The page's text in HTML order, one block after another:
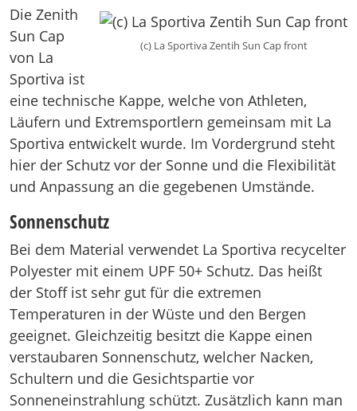
(c) La Sportiva Zentih Sun Cap front
Die Zenith
Sun Cap
von La
Sportiva ist
eine technische Kappe, welche von Athleten,
Läufern und Extremsportlern gemeinsam mit La
Sportiva entwickelt wurde. Im Vordergrund steht
hier der Schutz vor der Sonne und die Flexibilität
und Anpassung an die gegebenen Umstände.
Sonnenschutz
Bei dem Material verwendet La Sportiva recycelter
Polyester mit einem UPF 50+ Schutz. Das heißt
der Stoff ist sehr gut für die extremen
Temperaturen in der Wüste und den Bergen
geeignet. Gleichzeitig besitzt die Kappe einen
verstaubaren Sonnenschutz, welcher Nacken,
Schultern und die Gesichtspartie vor
Sonneneinstrahlung schützt. Zusätzlich kann man